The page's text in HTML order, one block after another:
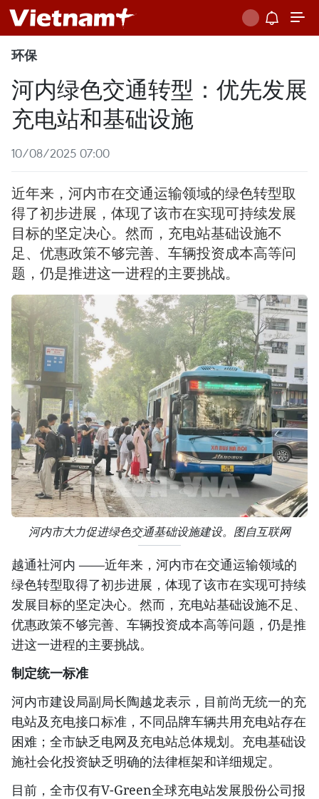
环保
河内绿色交通转型：优先发展
充电站和基础设施
10/08/2025 07:00
近年来，河内市在交通运输领域的绿色转型取
得了初步进展，体现了该市在实现可持续发展
目标的坚定决心。然而，充电站基础设施不
足、优惠政策不够完善、车辆投资成本高等问
题，仍是推进这一进程的主要挑战。
河内市大力促进绿色交通基础设施建设。图自互联网
越通社河内 ——近年来，河内市在交通运输领域的
绿色转型取得了初步进展，体现了该市在实现可持续
发展目标的坚定决心。然而，充电站基础设施不足、
优惠政策不够完善、车辆投资成本高等问题，仍是推
进这一进程的主要挑战。
制定统一标准
河内市建设局副局长陶越龙表示，目前尚无统一的充
电站及充电接口标准，不同品牌车辆共用充电站存在
困难；全市缺乏电网及充电站总体规划。充电基础设
施社会化投资缺乏明确的法律框架和详细规定。
目前，全市仅有V-Green全球充电站发展股份公司报